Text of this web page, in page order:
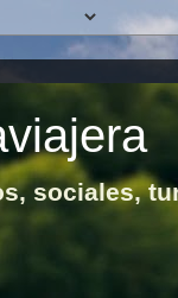
sociales,